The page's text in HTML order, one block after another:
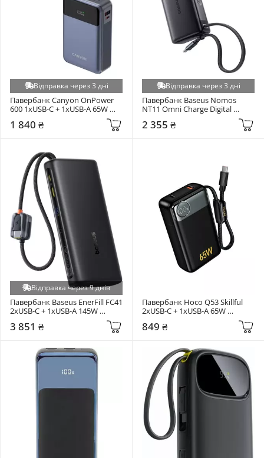
Відправка через 3 дні
Павербанк Canyon OnPower
600 1xUSB-C + 1xUSB-A 65W
CPB600DG)
1 840 ₴
Відправка через 3 дні
Павербанк Baseus Nomos
NT11 Omni Charge Digital
Display 2xUSB-C + 1xUSB-A 67W
10000mAh Black
2 355 ₴
Відправка через 9 днів
Павербанк Baseus EnerFill FC41
2xUSB-C + 1xUSB-A 145W
(E0028H01)
3 851 ₴
Павербанк Hoco Q53 Skillful
2xUSB-C + 1xUSB-A 65W
849 ₴